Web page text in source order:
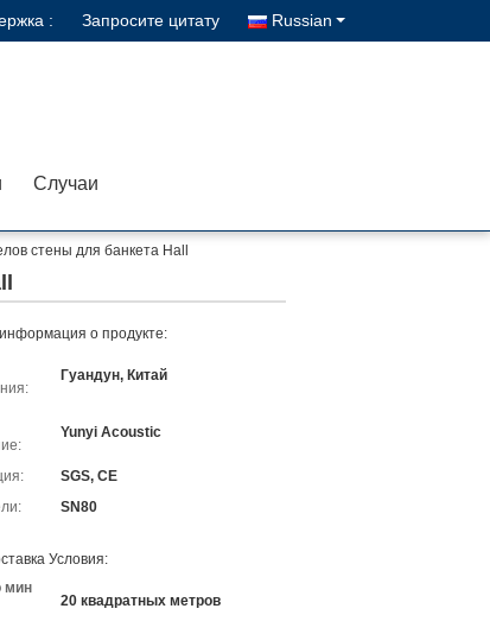
: Запросите цитату Russian
Случаи
стены для банкета Hall
о продукте:
Гуандун, Китай
Yunyi Acoustic
SGS, CE
SN80
Условия:
мин
20 квадратных метров